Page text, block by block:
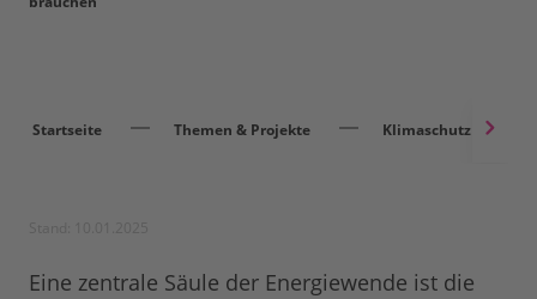
Startseite Themen & Projekte Klimaschutz
Eine zentrale Säule der Energiewende ist die